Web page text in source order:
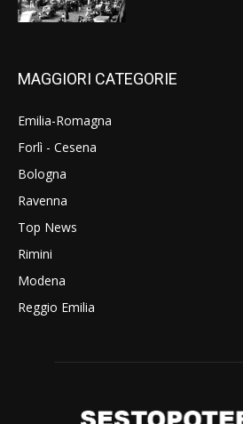
MAGGIORI CATEGORIE
Emilia-Romagna
Forlì - Cesena
Bologna
Ravenna
Top News
Rimini
Modena
Reggio Emilia